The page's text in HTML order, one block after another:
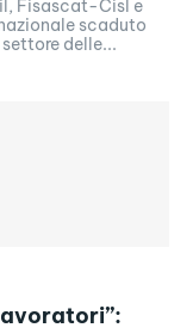
Fisascat-Cisl e
scaduto
nel settore delle...